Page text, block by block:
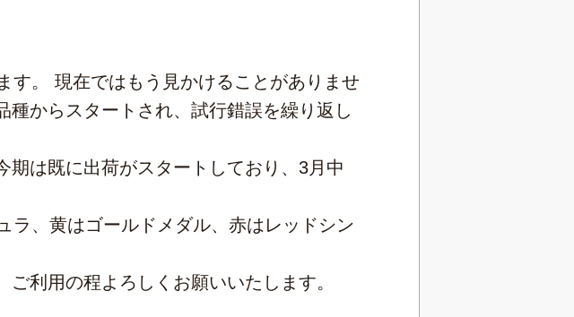
す。 現在ではもう見かけることがありませ
からスタートされ、試行錯誤を繰り返し
は既に出荷がスタートしており、3月中
ラ、黄はゴールドメダル、赤はレッドシン
利用の程よろしくお願いいたします。